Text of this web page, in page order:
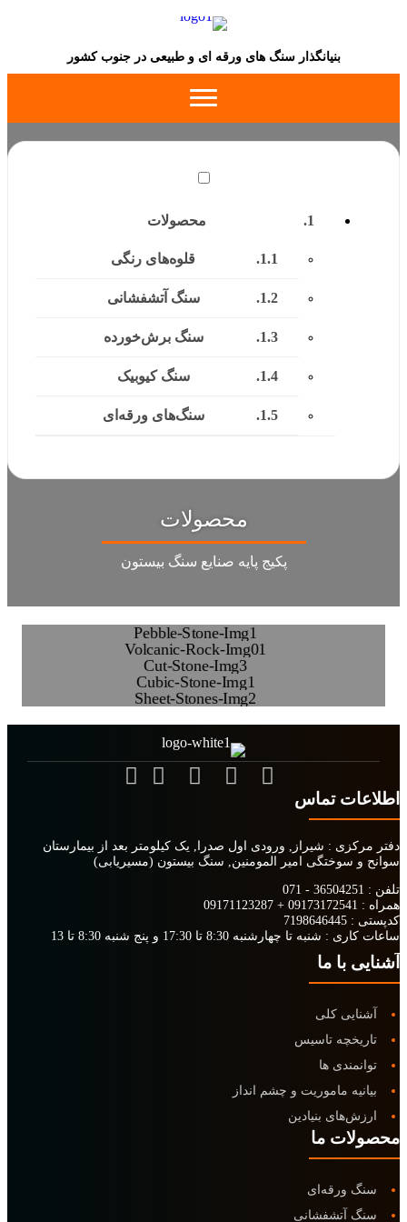
بنیانگذار سنگ های ورقه ای و طبیعی در جنوب کشور
محصولات
قلوه‌های رنگی
سنگ آتشفشانی
سنگ برش‌خورده
سنگ کیوبیک
سنگ‌های ورقه‌ای
محصولات
پکیج پایه صنایع سنگ بیستون
قلوه‌های رنگی
سنگ آتشفشانی
سنگ برش‌خورده
سنگ کیوبیک
اطلاعات تماس
دفتر مرکزی : شیراز, ورودی اول صدرا, یک کیلومتر بعد از بیمارستان
سوانح و سوختگی امیر المومنین, سنگ بیستون (مسیریابی)
تلفن : 36504251 - 071
همراه : 09173172541
+
09171123287
کدپستی :
ساعات کاری : شنبه تا چهارشنبه 8:30 تا 17:30 و پنج شنبه 8:30 تا 13
آشنایی با ما
آشنایی کلی
تاریخچه تاسیس
توانمندی ها
بیانیه ماموریت و چشم انداز
ارزش‌های بنیادین
محصولات ما
سنگ‌ ورقه‌ای
سنگ آتشفشانی